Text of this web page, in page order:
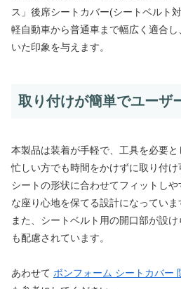
ス」後席シートカバー(シートベルト対
軽自動車から普通車まで幅広く適合
いた印象を与えます。
取り付けが簡単でユーザ
本製品は装着が手軽で、工具を必要と
忙しい方でも時間をかけずに取り付け
シートの形状に合わせてフィットし
な座り心地を保てる設計になっていま
また、シートベルト用の開口部が設
も配慮されています。
あわせて ボンフォーム シートカバー